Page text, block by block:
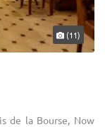
(11)
de la Bourse, Now